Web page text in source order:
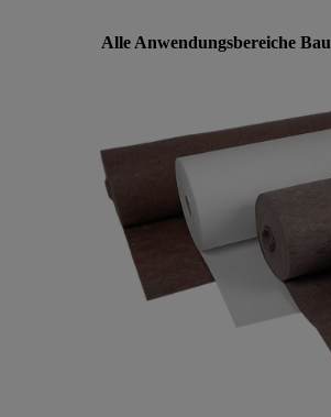
Alle Anwendungsbereiche Bau